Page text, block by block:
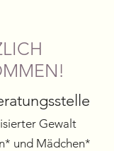
Gewalt
und Mädchen*